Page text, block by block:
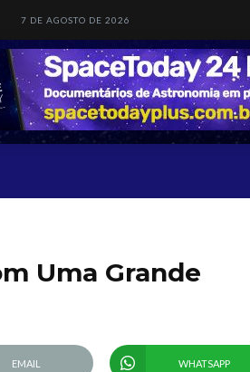
7 DE AGOSTO DE 2026
Uma Grande
EMAIL WHATSAPP